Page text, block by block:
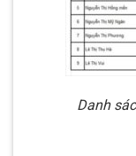
Danh sách